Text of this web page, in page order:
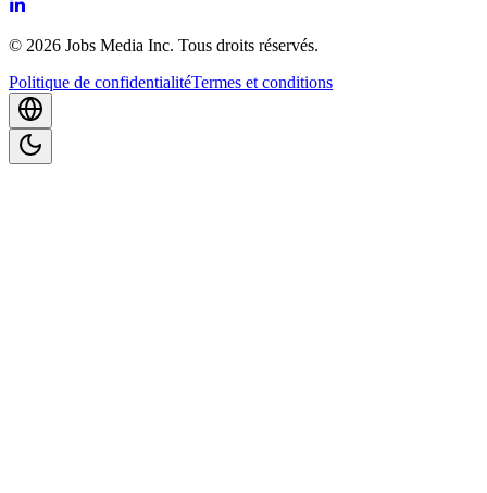
© 2026 Jobs Media Inc. Tous droits réservés.
Politique de confidentialitéTermes et conditions